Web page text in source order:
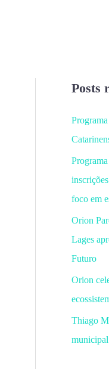
Posts
foco em
Orion
Lages
Futuro
Orion
Thiago